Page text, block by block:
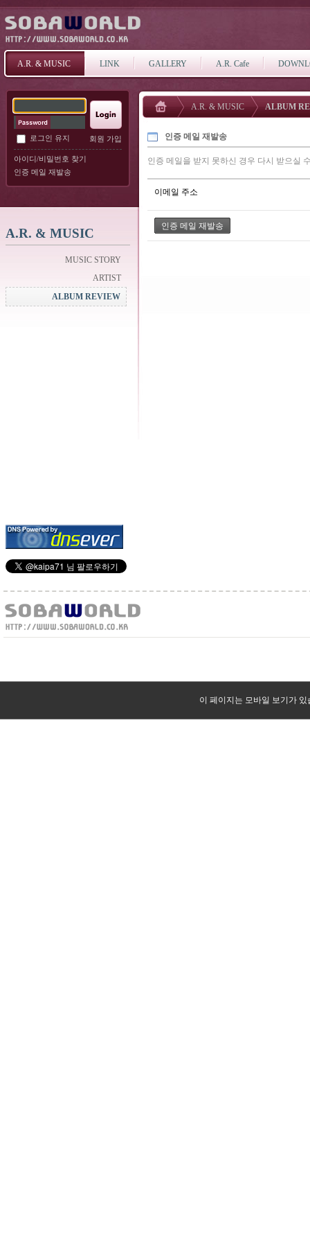
A.R. & MUSIC LINK GALLERY A.R. Cafe
로그인 유지 회원 가입
아이디/비밀번호 찾기
인증 메일 재발송
A.R. & MUSIC
MUSIC STORY
ARTIST
ALBUM REVIEW
A.R. & MUSIC ALBUM
인증 메일 재발송
인증 메일을 받지 못하신 경우 다시 받으실
이메일 주소
이 페이지는 모바일 보기가